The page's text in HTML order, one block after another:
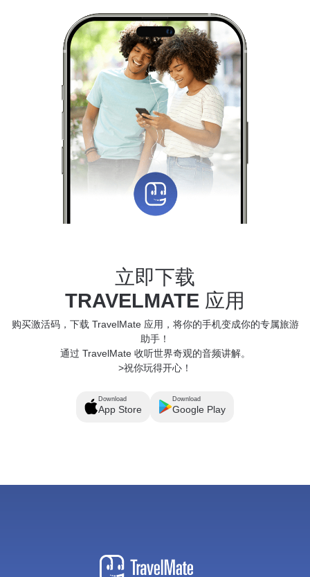
立即下载
TRAVELMATE 应用
购买激活码，下载 TravelMate 应用，将你的手机变成你的专属旅游
助手！
通过 TravelMate 收听世界奇观的音频讲解。
>祝你玩得开心！
Download
App Store
Download
Google Play